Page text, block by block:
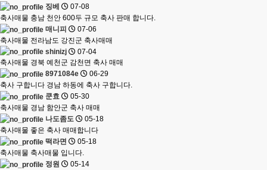
징베
07-08
축사매물 충남 천안 600두 규모 축사 판매 합니다.
매니피
07-06
축사매물 전라남도 강진군 축사매매
shinizj
07-04
축사매물 경북 예천군 감천면 축사 매매
8971084e
06-29
축사 구합니다 경남 하동에 축사 구합니다.
쿤효
05-30
축사매물 경남 함안군 축사 매매
나도좀도
05-18
축사매물 좋은 축사 매매합니다
떡라면
05-18
축사매물 축사매물 입니다.
정원
05-14